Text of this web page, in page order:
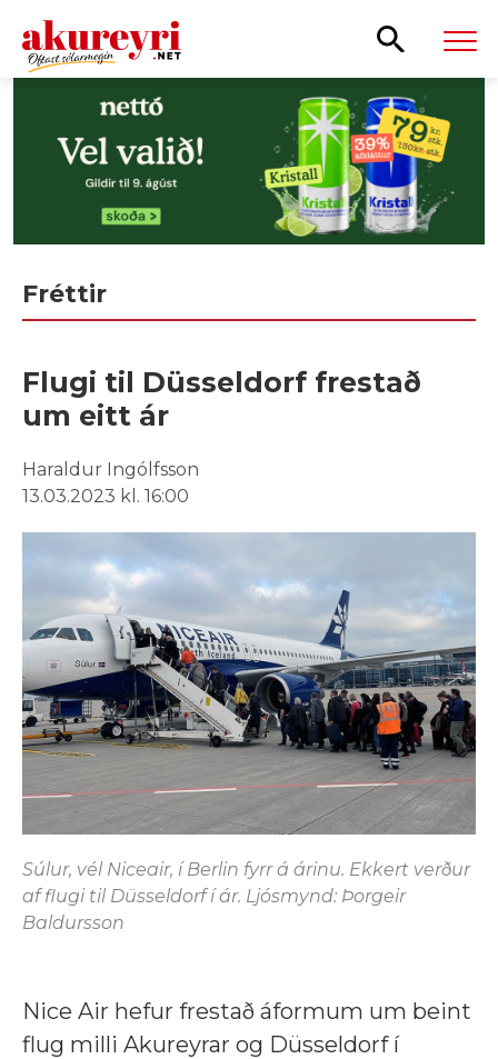
Fréttir
Flugi til Düsseldorf frestað
um eitt ár
Haraldur Ingólfsson
13.03.2023 kl. 16:00
Súlur, vél Niceair, í Berlin fyrr á árinu. Ekkert verður
af flugi til Düsseldorf í ár. Ljósmynd: Þorgeir
Baldursson
Nice Air hefur frestað áformum um beint
flug milli Akureyrar og Düsseldorf í